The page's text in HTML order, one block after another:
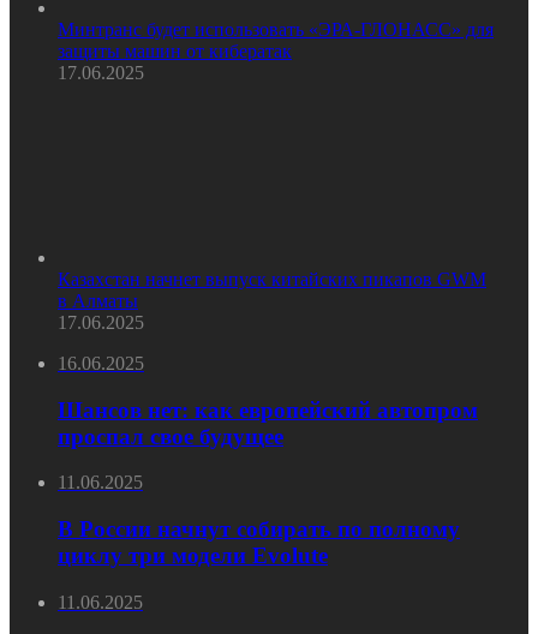
Минтранс будет использовать «ЭРА-ГЛОНАСС» для
защиты машин от кибератак
17.06.2025
Казахстан начнет выпуск китайских пикапов GWM
в Алматы
17.06.2025
16.06.2025
Шансов нет: как европейский автопром
проспал свое будущее
11.06.2025
В России начнут собирать по полному
циклу три модели Evolute
11.06.2025